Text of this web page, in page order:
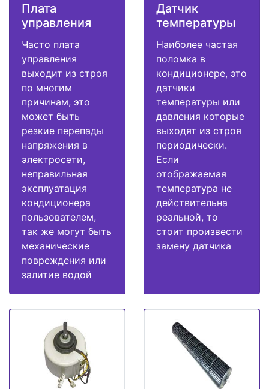
Плата
управления
Часто плата
управления
выходит из строя
по многим
причинам, это
может быть
резкие перепады
напряжения в
электросети,
неправильная
эксплуатация
кондиционера
пользователем,
так же могут быть
механические
повреждения или
залитие водой
Датчик
температуры
Наиболее частая
поломка в
кондиционере, это
датчики
температуры или
давления которые
выходят из строя
периодически.
Если
отображаемая
температура не
действительна
реальной, то
стоит произвести
замену датчика